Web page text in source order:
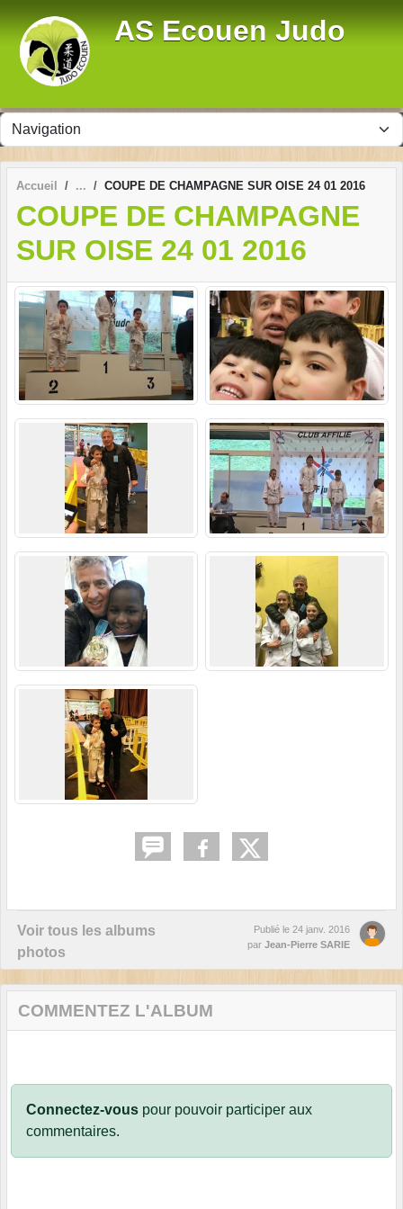
AS Ecouen Judo
Accueil COUPE DE CHAMPAGNE SUR OISE 24 01 2016
COUPE DE CHAMPAGNE
SUR OISE 24 01 2016
Voir tous les albums
photos
Publié le 24 janv. 2016
par Jean-Pierre SARIE
COMMENTEZ L'ALBUM
Connectez-vous pour pouvoir participer aux
commentaires.